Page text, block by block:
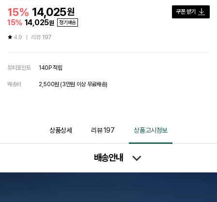
15% 14,025원 쿠폰 받기
15% 14,025원 정기배송
4.9 리뷰 197
뷰티포인트 140P 적립
배송비 2,500원 (3만원 이상 무료배송)
상품상세 리뷰197 상품고시정보
배송안내